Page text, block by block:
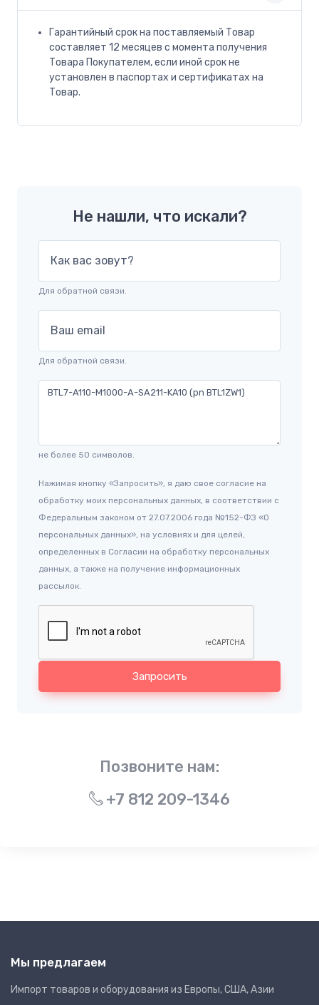
Гарантийный срок на поставляемый Товар
составляет 12 месяцев с момента получения
Товара Покупателем, если иной срок не
установлен в паспортах и сертификатах на
Товар.
Не нашли, что искали?
Как вас зовут?
Для обратной связи.
Ваш email
Для обратной связи.
не более 50 символов.
Нажимая кнопку «Запросить», я даю свое согласие на
обработку моих персональных данных, в соответствии с
Федеральным законом от 27.07.2006 года №152-ФЗ «О
персональных данных», на условиях и для целей,
определенных в Согласии на обработку персональных
данных, а также на получение информационных
рассылок.
Запросить
Позвоните нам:
+7 812 209-1346
Мы предлагаем
Импорт товаров и оборудования из Европы, США, Азии